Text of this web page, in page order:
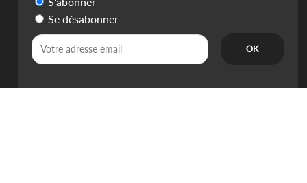
Se désabonner